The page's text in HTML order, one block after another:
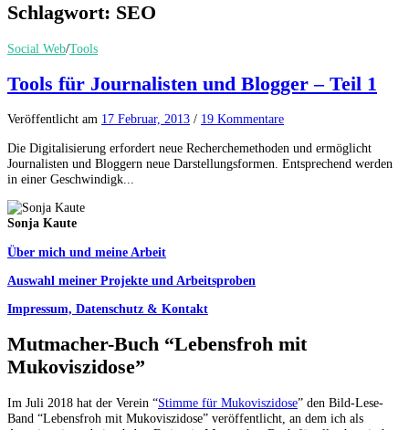
Schlagwort: SEO
Social Web/Tools
Tools für Journalisten und Blogger – Teil 1
Veröffentlicht am 17 Februar, 2013 / 19 Kommentare
Die Digitalisierung erfordert neue Recherchemethoden und ermöglicht
Journalisten und Bloggern neue Darstellungsformen. Entsprechend werden
in einer Geschwindigk...
Sonja Kaute
Über mich und meine Arbeit
Auswahl meiner Projekte und Arbeitsproben
Impressum, Datenschutz & Kontakt
Mutmacher-Buch “Lebensfroh mit
Mukoviszidose”
Im Juli 2018 hat der Verein “Stimme für Mukoviszidose” den Bild-Lese-
Band “Lebensfroh mit Mukoviszidose” veröffentlicht, an dem ich als